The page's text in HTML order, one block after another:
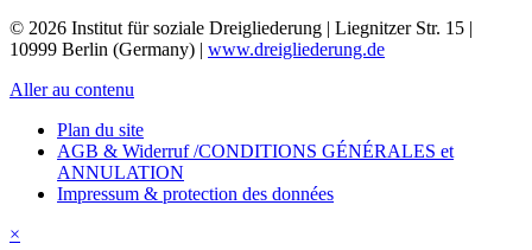
© 2026 Institut für soziale Dreigliederung | Liegnitzer Str. 15 |
10999 Berlin (Germany) | www.dreigliederung.de
Aller au contenu
Plan du site
AGB & Widerruf /CONDITIONS GÉNÉRALES et
ANNULATION
Impressum & protection des données
×